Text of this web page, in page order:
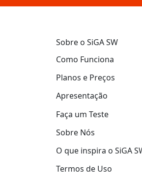
Sobre o SiGA SW
Como Funciona
Planos e Preços
Apresentação
Faça um Teste
Sobre Nós
O que inspira o SiGA
Termos de Uso